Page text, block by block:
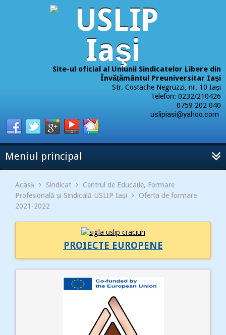
Site-ul oficial al Uniunii Sindicatelor Libere din
Învăţământul Preuniversitar Iaşi
Str. Costache Negruzzi, nr. 10 Iași
Telefon: 0232/210426
0759 202 040
uslipiasi@yahoo.com
Meniul principal
Acasă Sindicat
Centrul de Educație, Formare
Profesională și Sindicală USLIP Iași
Oferta de formare
2021-2022
PROIECTE EUROPENE